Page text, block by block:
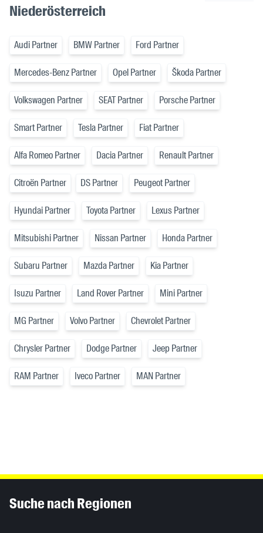
Niederösterreich
Audi Partner BMW Partner Ford Partner
Mercedes-Benz Partner Opel Partner Škoda Partner
Volkswagen Partner SEAT Partner Porsche Partner
Smart Partner Tesla Partner Fiat Partner
Alfa Romeo Partner Dacia Partner Renault Partner
Citroën Partner DS Partner Peugeot Partner
Hyundai Partner Toyota Partner Lexus Partner
Mitsubishi Partner Nissan Partner Honda Partner
Subaru Partner Mazda Partner Kia Partner
Isuzu Partner Land Rover Partner Mini Partner
MG Partner Volvo Partner Chevrolet Partner
Chrysler Partner Dodge Partner Jeep Partner
RAM Partner Iveco Partner MAN Partner
Suche nach Regionen